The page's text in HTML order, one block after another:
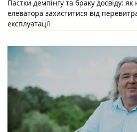
Пастки демпінгу та браку досвіду:
елеватора захиститися від
експлуатації